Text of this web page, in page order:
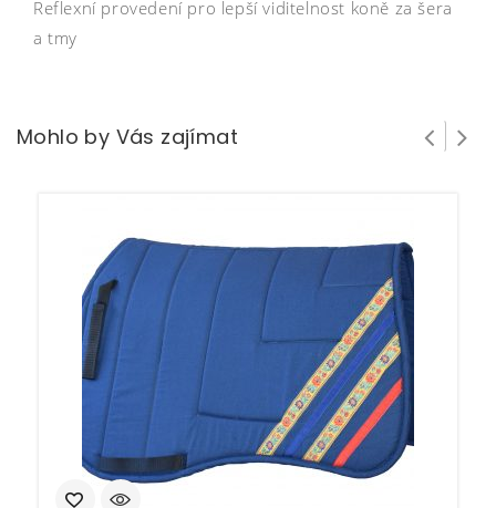
Reflexní provedení pro lepší viditelnost koně za šera
a tmy
Mohlo by Vás zajímat